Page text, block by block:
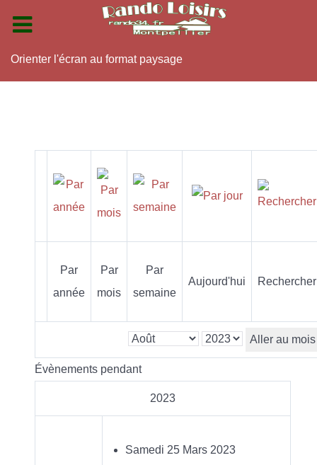
Orienter l'écran au format paysage
Par
année
Par
mois
Par
semaine
Aujourd'hui Rechercher
Aller au mois
Évènements pendant
2023
Samedi 25 Mars 2023